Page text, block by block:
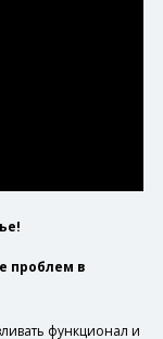
проблем в
функционал и